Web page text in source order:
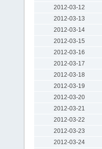
2012-03-12
2012-03-13
2012-03-14
2012-03-15
2012-03-16
2012-03-17
2012-03-18
2012-03-19
2012-03-20
2012-03-21
2012-03-22
2012-03-23
2012-03-24